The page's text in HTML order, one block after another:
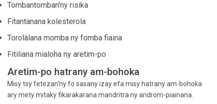
Tombantomban'ny risika
Fitantanana kolesterola
Torolàlana momba ny fomba fiaina
Fitiliana mialoha ny aretim-po
Aretim-po hatrany am-bohoka
Misy tsy fetezan'ny fo sasany izay efa misy hatrany am-bohoka
ary mety mitaky fikarakarana mandritra ny androm-piainana.